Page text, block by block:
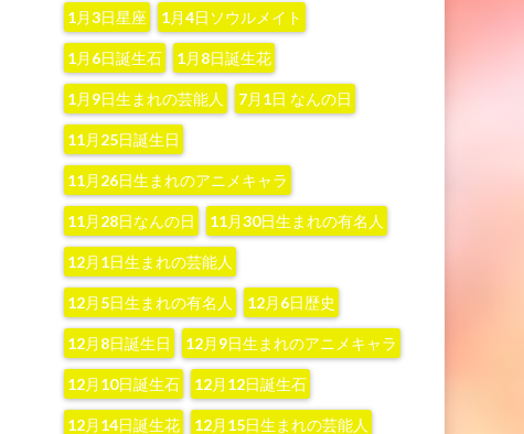
1月3日星座 1月4日ソウルメイト
1月6日誕生石 1月8日誕生花
1月9日生まれの芸能人 7月1日 なんの日
11月25日誕生日
11月26日生まれのアニメキャラ
11月28日なんの日 11月30日生まれの有名人
12月1日生まれの芸能人
12月5日生まれの有名人 12月6日歴史
12月8日誕生日 12月9日生まれのアニメキャラ
12月10日誕生石 12月12日誕生石
12月14日誕生花 12月15日生まれの芸能人